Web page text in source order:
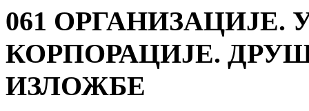
061
КОРПОРАЦИЈЕ.
ИЗЛОЖБЕ